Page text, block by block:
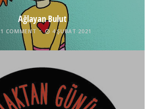
Ağlayan Bulut
1 COMMENT 4 ŞUBAT 2021